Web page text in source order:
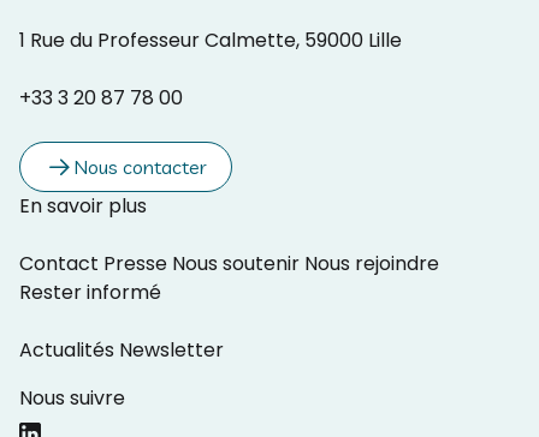
1 Rue du Professeur Calmette, 59000 Lille
+33 3 20 87 78 00
Nous contacter
En savoir plus
Contact Presse Nous soutenir Nous rejoindre
Rester informé
Actualités Newsletter
Nous suivre